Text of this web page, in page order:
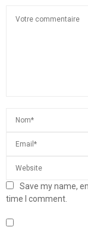
Save my name,
time I comment.